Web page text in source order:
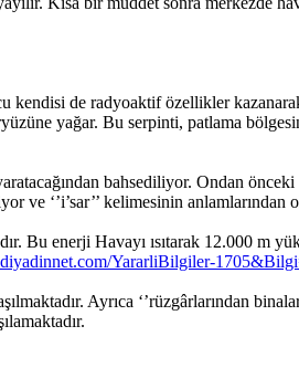
kendisi de radyoaktif özellikler
yağar. Bu serpinti, patlama
bahsediliyor. Ondan
‘’i’sar’’ kelimesinin anlamlarından
enerji Havayı ısıtarak 12.000 m
YararliBilgiler-
Ayrıca ‘’rüzgârlarından